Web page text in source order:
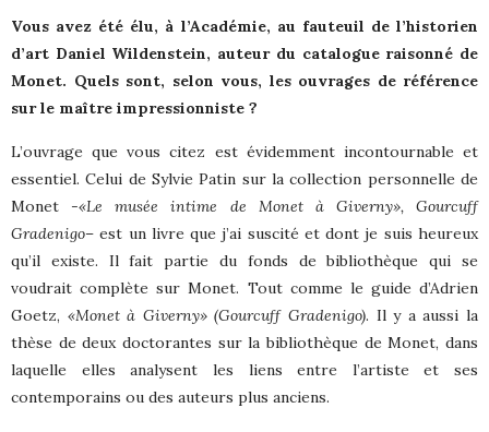
Vous avez été élu, à l’Académie, au fauteuil de l’historien
d’art Daniel Wildenstein, auteur du catalogue raisonné de
Monet. Quels sont, selon vous, les ouvrages de référence
sur le maître impressionniste ?
L’ouvrage que vous citez est évidemment incontournable et
essentiel. Celui de Sylvie Patin sur la collection personnelle de
Monet -«Le musée intime de Monet à Giverny», Gourcuff
Gradenigo– est un livre que j’ai suscité et dont je suis heureux
qu’il existe. Il fait partie du fonds de bibliothèque qui se
voudrait complète sur Monet. Tout comme le guide d’Adrien
Goetz, «Monet à Giverny» (Gourcuff Gradenigo). Il y a aussi la
thèse de deux doctorantes sur la bibliothèque de Monet, dans
laquelle elles analysent les liens entre l’artiste et ses
contemporains ou des auteurs plus anciens.